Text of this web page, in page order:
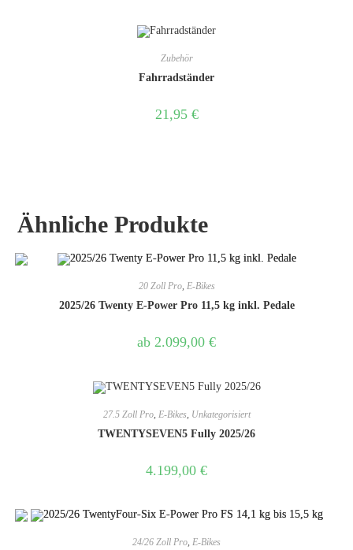
Zubehör
Fahrradständer
21,95 €
Ähnliche Produkte
20 Zoll Pro, E-Bikes
2025/26 Twenty E-Power Pro 11,5 kg inkl. Pedale
ab 2.099,00 €
27.5 Zoll Pro, E-Bikes, Unkategorisiert
TWENTYSEVEN5 Fully 2025/26
4.199,00 €
24/26 Zoll Pro, E-Bikes